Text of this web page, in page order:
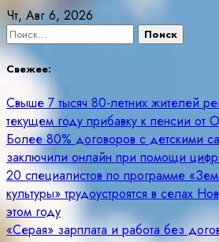
Skip
to
content
Чт, Авг 6, 2026
Найти:
Свежее:
Свыше 7 тысяч 80-летних жителей
текущем году прибавку к пенсии от
Более 80% договоров с детскими
заключили онлайн при помощи
20 специалистов по программе
культуры» трудоустроятся в селах
этом году
«Серая» зарплата и работа без